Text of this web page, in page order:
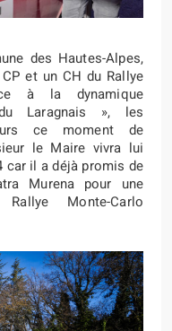
des Hautes-Alpes,
et un CH du Rallye
à la dynamique
Laragnais », les
ce moment de
le Maire vivra lui
car il a déjà promis de
Murena pour une
Monte-Carlo